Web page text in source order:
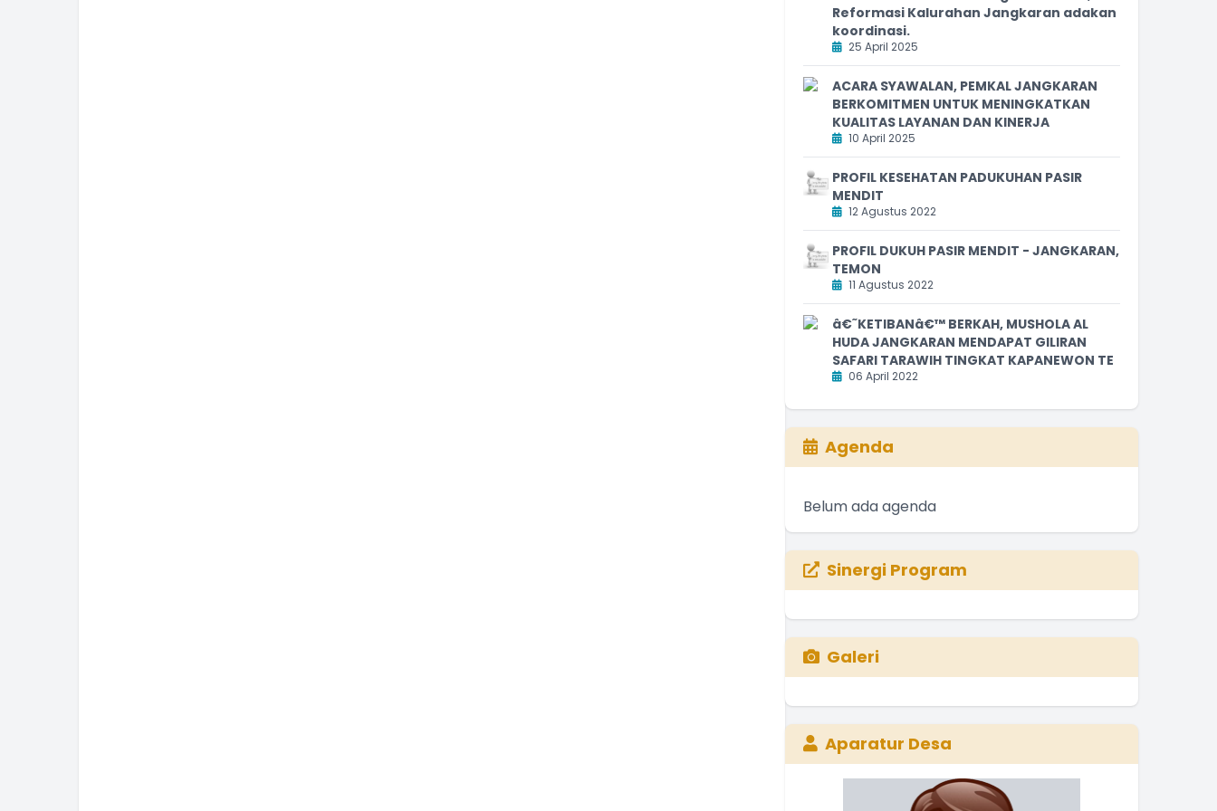
Reformasi Kalurahan Jangkaran adakan
koordinasi.
25 April 2025
ACARA SYAWALAN, PEMKAL JANGKARAN
BERKOMITMEN UNTUK MENINGKATKAN
KUALITAS LAYANAN DAN KINERJA
10 April 2025
PROFIL KESEHATAN PADUKUHAN PASIR
MENDIT
12 Agustus 2022
PROFIL DUKUH PASIR MENDIT - JANGKARAN,
TEMON
11 Agustus 2022
â€˜KETIBANâ€™ BERKAH, MUSHOLA AL
HUDA JANGKARAN MENDAPAT GILIRAN
SAFARI TARAWIH TINGKAT KAPANEWON TE
06 April 2022
Agenda
Belum ada agenda
Sinergi Program
Galeri
Aparatur Desa